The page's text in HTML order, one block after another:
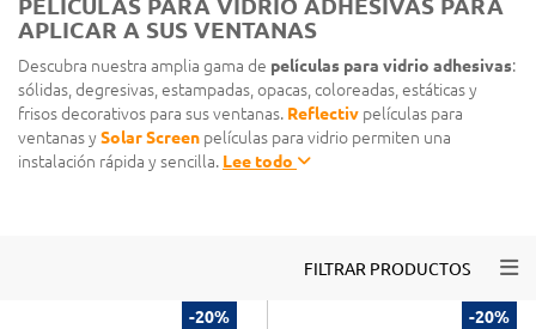
PELÍCULAS PARA VIDRIO ADHESIVAS PARA
APLICAR A SUS VENTANAS
Descubra nuestra amplia gama de películas para vidrio adhesivas:
sólidas, degresivas, estampadas, opacas, coloreadas, estáticas y
frisos decorativos para sus ventanas. Reflectiv películas para
ventanas ySolar Screen películas para vidrio permiten una
instalación rápida y sencilla. Lee todo
FILTRAR PRODUCTOS
-20% -20%